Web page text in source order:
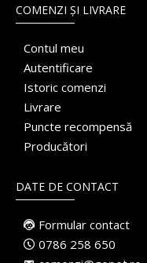
COMENZI ȘI LIVRARE
Contul meu
Autentificare
Istoric comenzi
Livrare
Puncte recompensă
Producători
DATE DE CONTACT
Formular contact
0786 258 650